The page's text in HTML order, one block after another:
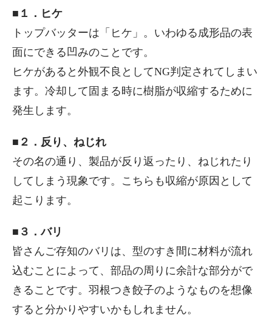
■１．ヒケ
トップバッターは「ヒケ」。いわゆる成形品の表
面にできる凹みのことです。
ヒケがあると外観不良としてNG判定されてしまい
ます。冷却して固まる時に樹脂が収縮するために
発生します。
■２．反り、ねじれ
その名の通り、製品が反り返ったり、ねじれたり
してしまう現象です。こちらも収縮が原因として
起こります。
■３．バリ
皆さんご存知のバリは、型のすき間に材料が流れ
込むことによって、部品の周りに余計な部分がで
きることです。羽根つき餃子のようなものを想像
すると分かりやすいかもしれません。